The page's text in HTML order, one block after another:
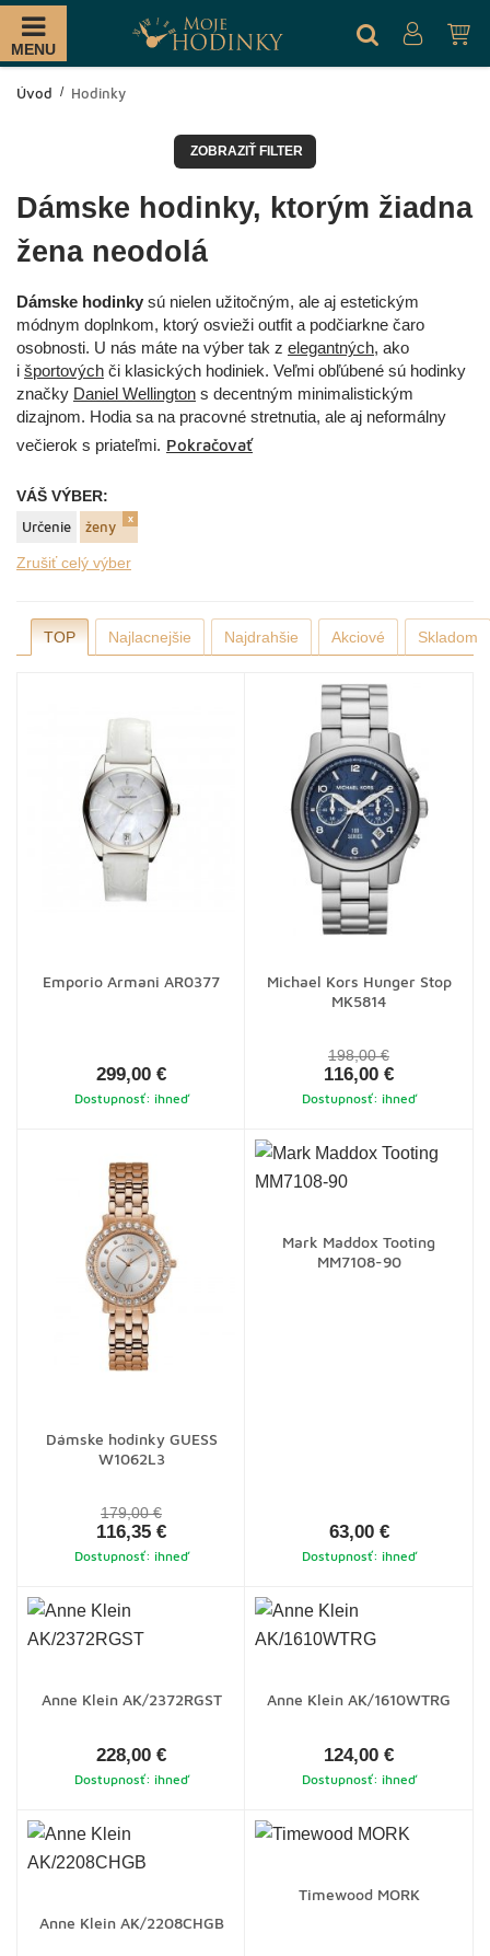
MENU
Úvod Hodinky
ZOBRAZIŤ FILTER
Dámske hodinky, ktorým žiadna
žena neodolá
Dámske hodinky sú nielen užitočným, ale aj estetickým
módnym doplnkom, ktorý osvieži outfit a podčiarkne čaro
osobnosti. U nás máte na výber tak z elegantných, ako
i športových či klasických hodiniek. Veľmi obľúbené sú hodinky
značky Daniel Wellington s decentným minimalistickým
dizajnom. Hodia sa na pracovné stretnutia, ale aj neformálny
večierok s priateľmi. Pokračovať
VÁŠ VÝBER:
Určenie
ženy
Zrušiť celý výber
TOP Najlacnejšie Najdrahšie Akciové Skladom
Emporio Armani AR0377
299,00 €
Dostupnosť: ihneď
Michael Kors Hunger Stop
MK5814
198,00 €
116,00 €
Dostupnosť: ihneď
Dámske hodinky GUESS
W1062L3
179,00 €
116,35 €
Dostupnosť: ihneď
Mark Maddox Tooting
MM7108-90
63,00 €
Dostupnosť: ihneď
Anne Klein AK/2372RGST
228,00 €
Dostupnosť: ihneď
Anne Klein AK/1610WTRG
124,00 €
Dostupnosť: ihneď
Anne Klein AK/2208CHGB
Timewood MORK